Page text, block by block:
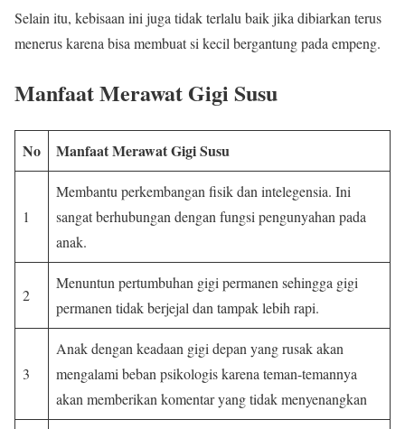
Selain itu, kebisaan ini juga tidak terlalu baik jika dibiarkan terus
menerus karena bisa membuat si kecil bergantung pada empeng.
Manfaat Merawat Gigi Susu
No Manfaat Merawat Gigi Susu
1
Membantu perkembangan fisik dan intelegensia. Ini
sangat berhubungan dengan fungsi pengunyahan pada
anak.
2
Menuntun pertumbuhan gigi permanen sehingga gigi
permanen tidak berjejal dan tampak lebih rapi.
3
Anak dengan keadaan gigi depan yang rusak akan
mengalami beban psikologis karena teman-temannya
akan memberikan komentar yang tidak menyenangkan